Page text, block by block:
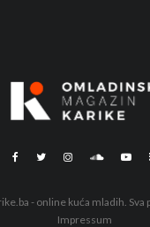
- online kuća mladih. Sva
Impressum